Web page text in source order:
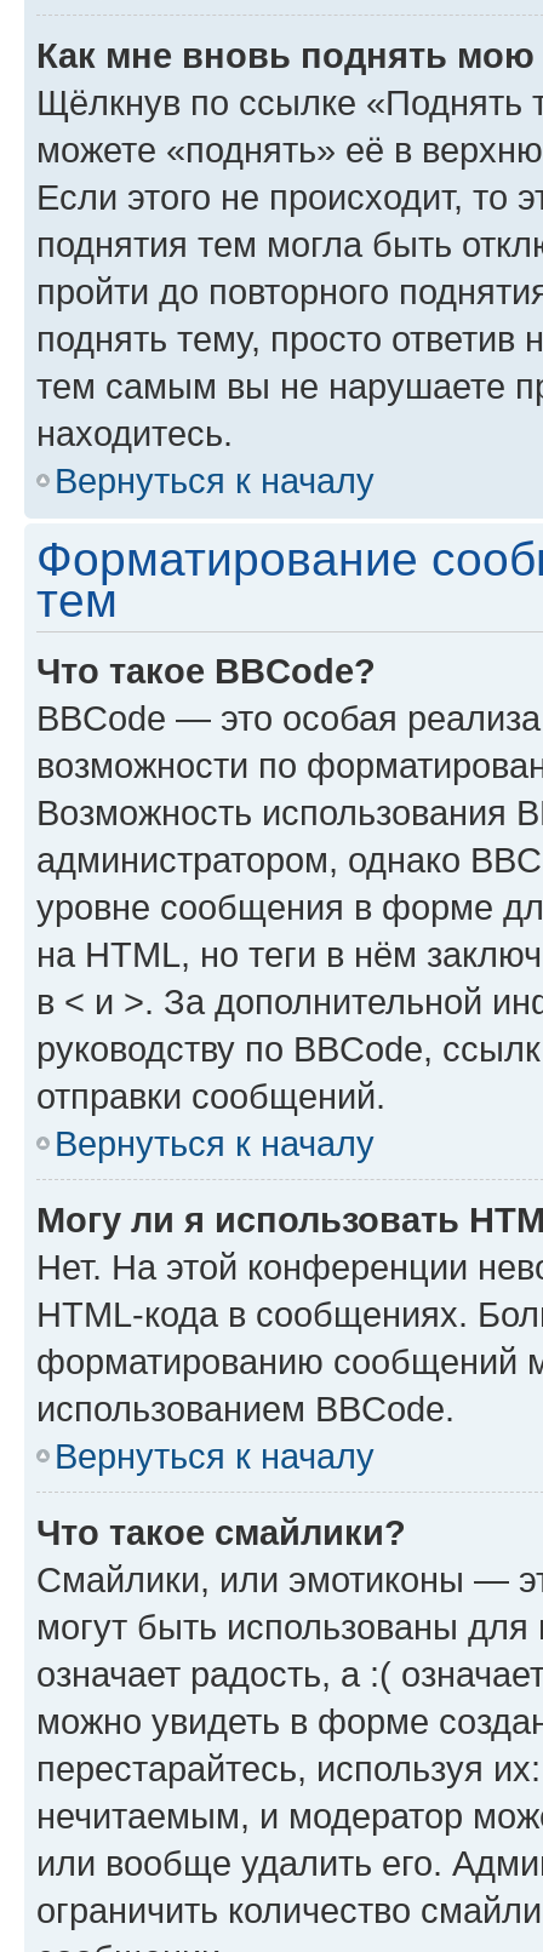
Как мне вновь поднять мою
Щёлкнув по ссылке «Поднять
можете «поднять» её в
Если этого не происходит, то
поднятия тем могла быть
пройти до повторного
поднять тему, просто ответив
тем самым вы не нарушаете
находитесь.
Вернуться к началу
Форматирование
тем
Что такое BBCode?
BBCode — это особая
возможности по
Возможность использования
администратором, однако
уровне сообщения в форме
на HTML, но теги в нём
в < и >. За дополнительной
руководству по BBCode,
отправки сообщений.
Вернуться к началу
Могу ли я использовать
Нет. На этой конференции
HTML-кода в сообщениях.
форматированию сообщений
использованием BBCode.
Вернуться к началу
Что такое смайлики?
Смайлики, или эмотиконы —
могут быть использованы
означает радость, а :(
можно увидеть в форме
перестарайтесь, используя
нечитаемым, и модератор
или вообще удалить его.
ограничить количество